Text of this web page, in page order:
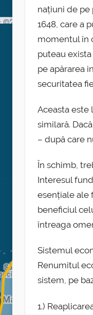
națiuni de pe
1648, care a
momentul în
puteau
pe apărarea
securitatea
Aceasta este
similară.
– după care
În schimb,
Interesul
esențiale ale
beneficiul
întreaga
Sistemul
Renumitul
sistem, pe
1.)